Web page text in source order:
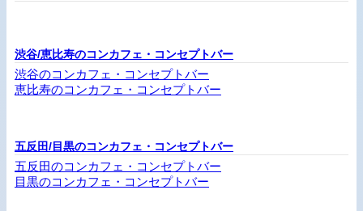
渋谷/恵比寿のコンカフェ・コンセプトバー
渋谷のコンカフェ・コンセプトバー
恵比寿のコンカフェ・コンセプトバー
五反田/目黒のコンカフェ・コンセプトバー
五反田のコンカフェ・コンセプトバー
目黒のコンカフェ・コンセプトバー